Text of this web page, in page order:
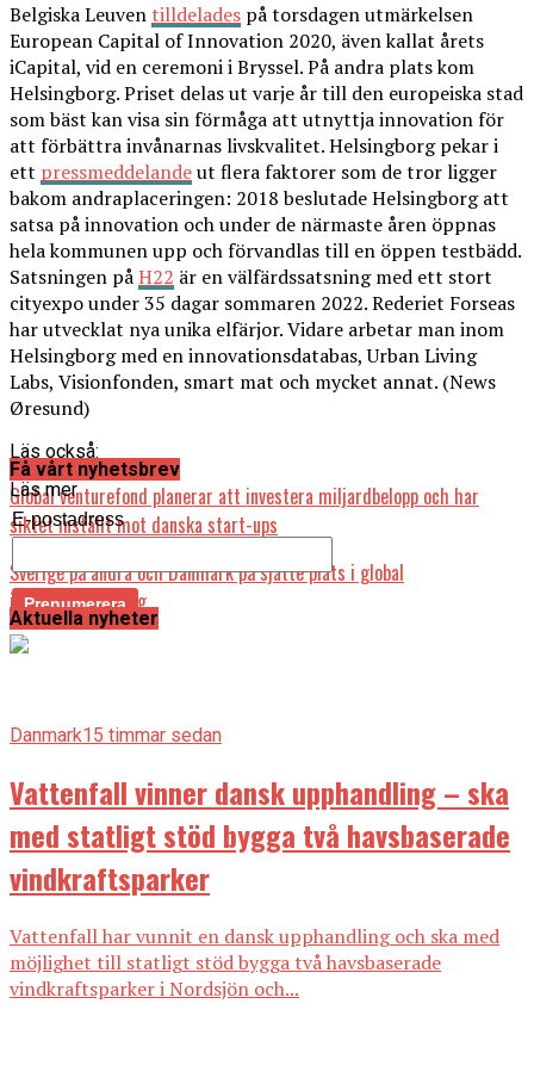
Belgiska Leuven tilldelades på torsdagen utmärkelsen
European Capital of Innovation 2020, även kallat årets
iCapital, vid en ceremoni i Bryssel. På andra plats kom
Helsingborg. Priset delas ut varje år till den europeiska stad
som bäst kan visa sin förmåga att utnyttja innovation för
att förbättra invånarnas livskvalitet. Helsingborg pekar i
ett pressmeddelandeut flera faktorer som de tror ligger
bakom andraplaceringen: 2018 beslutade Helsingborg att
satsa på innovation och under de närmaste åren öppnas
hela kommunen upp och förvandlas till en öppen testbädd.
Satsningen påH22 är en välfärdssatsning med ett stort
cityexpo under 35 dagar sommaren 2022. Rederiet Forseas
har utvecklat nya unika elfärjor. Vidare arbetar man inom
Helsingborg med en innovationsdatabas, Urban Living
Labs, Visionfonden, smart mat och mycket annat. (News
Øresund)
Läs också:
Global venturefond planerar att investera miljardbelopp och har
siktet inställt mot danska start-ups
Sverige på andra och Danmark på sjätte plats i global
innovationsranking
Läs mer
Få vårt nyhetsbrev
E-postadress
Aktuella nyheter
Danmark15 timmar sedan
Vattenfall vinner dansk upphandling – ska
med statligt stöd bygga två havsbaserade
vindkraftsparker
Vattenfall har vunnit en dansk upphandling och ska med
möjlighet till statligt stöd bygga två havsbaserade
vindkraftsparker i Nordsjön och...